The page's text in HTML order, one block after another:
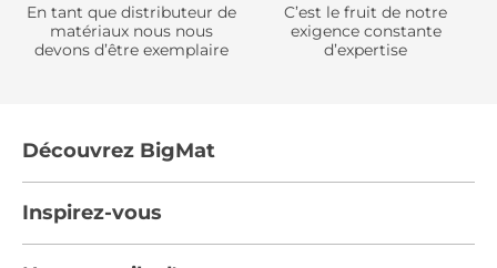
En tant que distributeur de
matériaux nous nous
devons d’être exemplaire
C’est le fruit de notre
exigence constante
d’expertise
Découvrez BigMat
Inspirez-vous